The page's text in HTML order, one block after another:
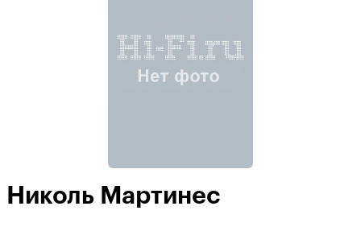
Николь Мартинес